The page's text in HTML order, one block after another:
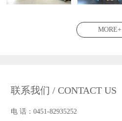
MORE+
联系我们 / CONTACT US
电 话：0451-82935252